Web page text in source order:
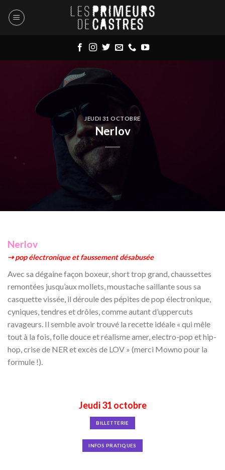
JEUDI 31 OCTOBRE
Nerlov
Nerlov
⇢ pop électronique et faussement désabusée
Avec sa dégaine façon boxeur, short trop grand, chaussettes
remontées jusqu’aux mollets, moustache saillante sous sa
casquette vissée, il déroule des pépites de pop électronique,
cyniques, tendres et drôles, comme autant d’uppercuts
ravageurs. Il semble avoir trouvé la recette idéale « qui mêle
tout à la fois, folie douce et réalisme amer, electro-pop et hip-
hop, crise de NER et excès de LOV » (merci Mowno pour la
formule !).
Jeudi 31 octobre
BILLETTERIE
INFOS PRATIQUES